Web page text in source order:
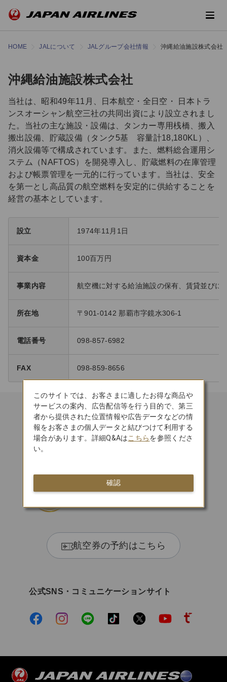
HOME JALについて JALグループ会社情報 沖縄給油施設株式会社
沖縄給油施設株式会社
当社は、昭和49年11月、日本航空・全日空・ 日本トラ
ンスオーシャン航空三社の共同出資により設立されまし
た。当社の主な施設・設備は、タンカー専用桟橋、搬入
搬出設備、貯蔵設備（タンク5基 容量計18,180KL）、
消火設備等で構成されています。また、燃料総合運用シ
ステム（NAFTOS）を開発導入し、貯蔵燃料の在庫管理
および帳票管理を一元的に行っています。当社は、安全
を第一とし高品質の航空燃料を安定的に供給することを
経営の基本としています。
設立 1974年11月1日
資本金 100百万円
事業内容 航空機に対する給油施設の保有、賃貸並びに
所在地 〒901-0142 那覇市字鏡水306-1
電話番号 098-857-6982
FAX 098-859-8656
日本初 APEX
SKYTRAX
航空券の予約はこちら
公式SNS・コミュニケーションサイト
このサイトでは、お客さまに適したお得な商品や
サービスの案内、広告配信等を行う目的で、第三
者から提供された位置情報や広告データなどの情
報をお客さまの個人データと結びつけて利用する
場合があります。詳細Q&Aはこちらを参照くださ
い。
確認